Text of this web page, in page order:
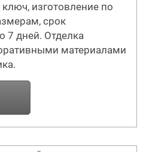
изготовление по
срок
7 дней. Отделка
материалами